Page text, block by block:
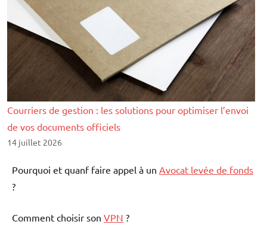
Courriers de gestion : les solutions pour optimiser l’envoi
de vos documents officiels
14 juillet 2026
Pourquoi et quanf faire appel à un Avocat levée de fonds
?
Comment choisir son VPN ?